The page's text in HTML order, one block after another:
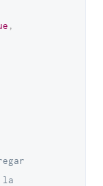
,
la